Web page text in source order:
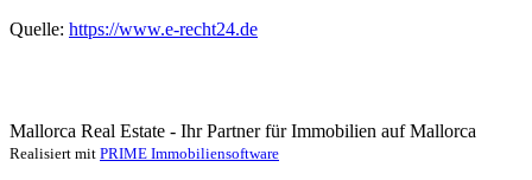
Quelle: https://www.e-recht24.de
Mallorca Real Estate - Ihr Partner für Immobilien auf Mallorca
Realisiert mit PRIME Immobiliensoftware